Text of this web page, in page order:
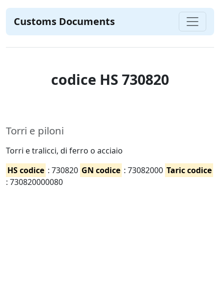
Customs Documents
codice HS 730820
Torri e piloni
Torri e tralicci, di ferro o acciaio
HS codice : 730820 GN codice : 73082000 Taric codice
: 730820000080